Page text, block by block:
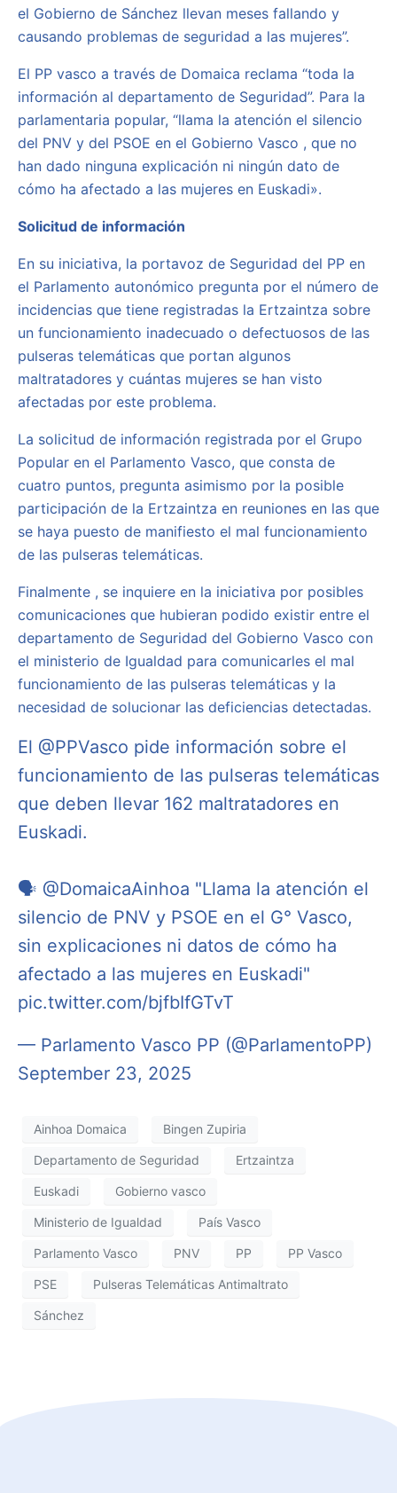
el Gobierno de Sánchez llevan meses fallando y
causando problemas de seguridad a las mujeres”.
El PP vasco a través de Domaica reclama “toda la
información al departamento de Seguridad”. Para la
parlamentaria popular, “llama la atención el silencio
del PNV y del PSOE en el Gobierno Vasco , que no
han dado ninguna explicación ni ningún dato de
cómo ha afectado a las mujeres en Euskadi».
Solicitud de información
En su iniciativa, la portavoz de Seguridad del PP en
el Parlamento autonómico pregunta por el número de
incidencias que tiene registradas la Ertzaintza sobre
un funcionamiento inadecuado o defectuosos de las
pulseras telemáticas que portan algunos
maltratadores y cuántas mujeres se han visto
afectadas por este problema.
La solicitud de información registrada por el Grupo
Popular en el Parlamento Vasco, que consta de
cuatro puntos, pregunta asimismo por la posible
participación de la Ertzaintza en reuniones en las que
se haya puesto de manifiesto el mal funcionamiento
de las pulseras telemáticas.
Finalmente , se inquiere en la iniciativa por posibles
comunicaciones que hubieran podido existir entre el
departamento de Seguridad del Gobierno Vasco con
el ministerio de Igualdad para comunicarles el mal
funcionamiento de las pulseras telemáticas y la
necesidad de solucionar las deficiencias detectadas.
El @PPVasco pide información sobre el
funcionamiento de las pulseras telemáticas
que deben llevar 162 maltratadores en
Euskadi.
🗣 @DomaicaAinhoa "Llama la atención el
silencio de PNV y PSOE en el G° Vasco,
sin explicaciones ni datos de cómo ha
afectado a las mujeres en Euskadi"
pic.twitter.com/bjfbIfGTvT
— Parlamento Vasco PP (@ParlamentoPP)
September 23, 2025
Ainhoa Domaica Bingen Zupiria
Departamento de Seguridad Ertzaintza
Euskadi Gobierno vasco
Ministerio de Igualdad País Vasco
Parlamento Vasco PNV PP PP Vasco
PSE Pulseras Telemáticas Antimaltrato
Sánchez